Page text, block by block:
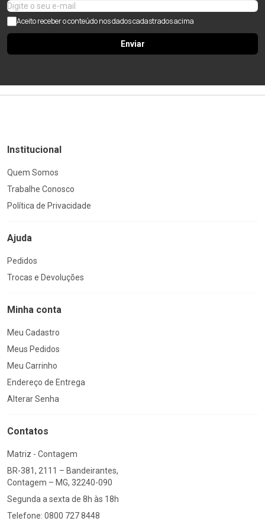
Aceito receber o conteúdo nos dados cadastrados acima
Enviar
Institucional
Quem Somos
Trabalhe Conosco
Política de Privacidade
Ajuda
Pedidos
Trocas e Devoluções
Minha conta
Meu Cadastro
Meus Pedidos
Meu Carrinho
Endereço de Entrega
Alterar Senha
Contatos
Matriz - Contagem
BR-381, 2111 – Bandeirantes,
Contagem – MG, 32240-090
Segunda a sexta de 8h às 18h
Telefone: 0800 727 8448